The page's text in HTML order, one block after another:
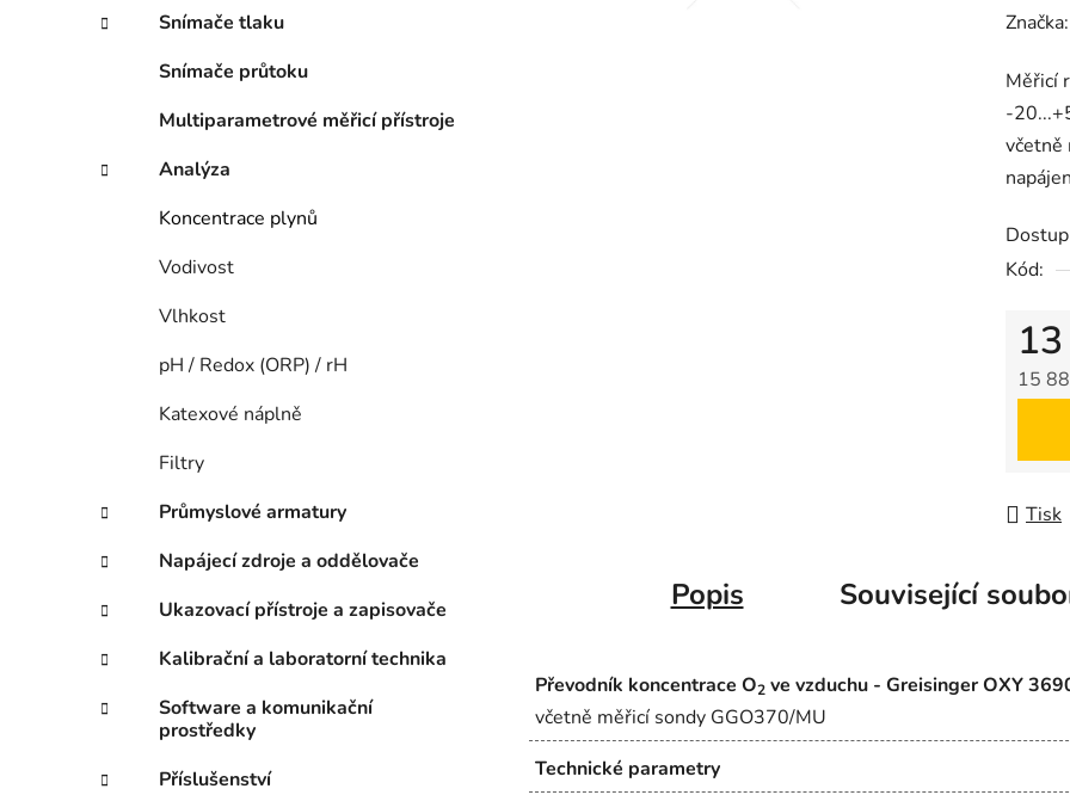
í
e
l
Snímače tlaku
Snímače průtoku
Multiparametrové měřicí přístroje
Analýza
Koncentrace plynů
Vodivost
Vlhkost
pH / Redox (ORP) / rH
Katexové náplně
Filtry
Průmyslové armatury
Napájecí zdroje a oddělovače
Ukazovací přístroje a zapisovače
Kalibrační a laboratorní technika
Software a komunikační
prostředky
Příslušenství
je
0,0
z
5
Měřicí
-
včetně
Kód:
15
Tisk
Popis Související
Převodník koncentrace O2 ve vzduchu - Greisinger OXY
včetně měřicí sondy GGO370/MU
Technické parametry